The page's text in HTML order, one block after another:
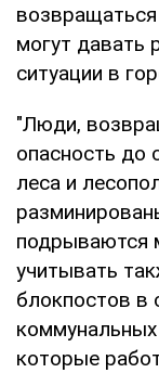
возвращаться
могут давать
ситуации в
"Люди,
опасность до
леса и
подрываются
учитывать
блокпостов в
которые